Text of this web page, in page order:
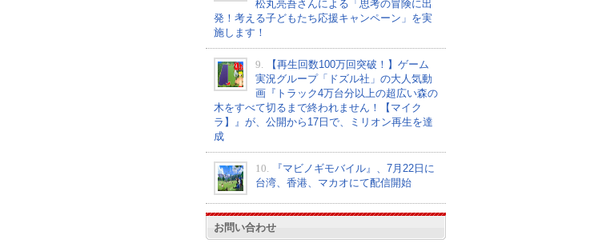
松丸亮吾さんによる「思考の冒険に出
発！考える子どもたち応援キャンペーン」を実
施します！
9.
【再生回数100万回突破！】ゲーム
実況グループ「ドズル社」の大人気動
画『トラック4万台分以上の超広い森の
木をすべて切るまで終われません！【マイク
ラ】』が、公開から17日で、ミリオン再生を達
成
10.
『マビノギモバイル』、7月22日に
台湾、香港、マカオにて配信開始
お問い合わせ